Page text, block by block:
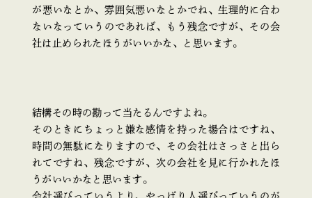
が悪いなとか、雰囲気悪いなとかでね、生理的に合わ
ないなっていうのであれば、もう残念ですが、その会
社は止められたほうがいいかな、と思います。
結構その時の勘って当たるんですよね。
そのときにちょっと嫌な感情を持った場合はですね、
時間の無駄になりますので、その会社はさっさと出ら
れてですね、残念ですが、次の会社を見に行かれたほ
うがいいかなと思います。
会社選びっていうより、やっぱり人選びっていうのが